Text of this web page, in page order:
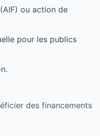
ou action de
pour les publics
des financements